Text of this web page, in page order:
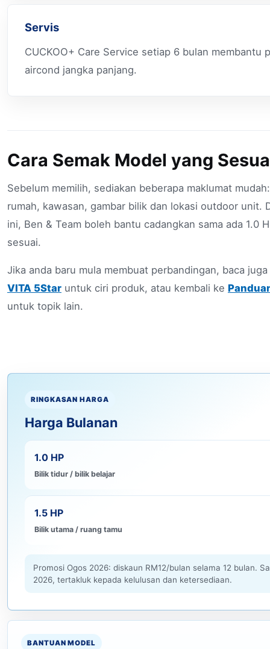
Servis
CUCKOO+ Care Service setiap 6 bulan membantu
aircond jangka panjang.
Cara Semak Model yang
Sebelum memilih, sediakan beberapa maklumat
rumah, kawasan, gambar bilik dan lokasi outdoor unit.
ini, Ben & Team boleh bantu cadangkan sama ada 1.0
sesuai.
Jika anda baru mula membuat perbandingan, baca
VITA 5Star untuk ciri produk, atau kembali ke
untuk topik lain.
RINGKASAN HARGA
Harga Bulanan
1.0 HP
Bilik tidur / bilik belajar
1.5 HP
Bilik utama / ruang tamu
Promosi Ogos 2026: diskaun RM12/bulan selama 12 bulan.
2026, tertakluk kepada kelulusan dan ketersediaan.
BANTUAN MODEL